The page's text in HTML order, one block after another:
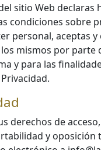
sitio Web declaras
condiciones sobre
personal, aceptas y
mismos por parte
y para las
derechos de
y oposición